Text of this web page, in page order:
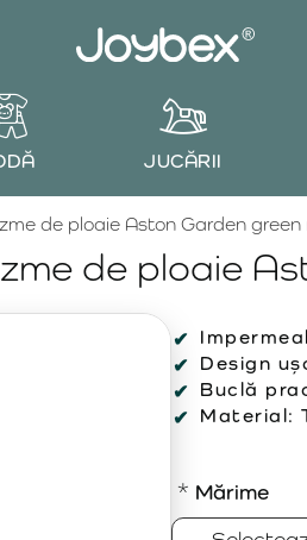
JUCĂRII
de ploaie
de ploaie Aston Garden green
Design
Buclă
Material:
Mărime